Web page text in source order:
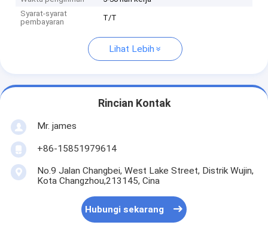
Syarat-syarat
pembayaran
T/T
Lihat Lebih
Rincian Kontak
Mr. james
+86-15851979614
No.9 Jalan Changbei, West Lake Street, Distrik Wujin,
Kota Changzhou,213145, Cina
Hubungi sekarang